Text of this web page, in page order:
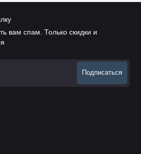
вам спам. Только скидки и
Подписаться